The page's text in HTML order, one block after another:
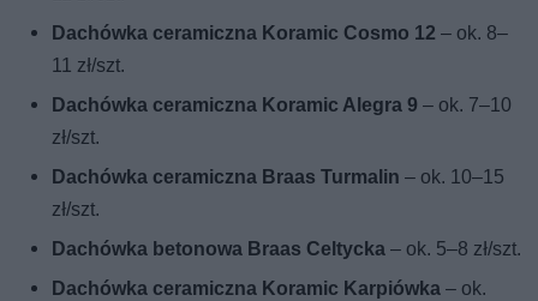
Dachówka ceramiczna Koramic Cosmo 12 – ok. 8–
11 zł/szt.
Dachówka ceramiczna Koramic Alegra 9 – ok. 7–10
zł/szt.
Dachówka ceramiczna Braas Turmalin – ok. 10–15
zł/szt.
Dachówka betonowa Braas Celtycka – ok. 5–8 zł/szt.
Dachówka ceramiczna Koramic Karpiówka – ok.